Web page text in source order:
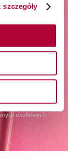
szczegóły
zgodę na
danych
Więcej
osobowych